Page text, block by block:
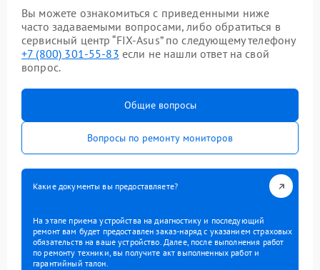
Вы можете ознакомиться с приведенными ниже
часто задаваемыми вопросами, либо обратиться в
сервисный центр “FIX-Asus” по следующему телефону
+7 (800) 301-55-83 если не нашли ответ на свой
вопрос.
Общие вопросы
Вопросы по ремонту мониторов
Какие документы вы предоставляете?
На этапе приема устройства на диагностику и последующий
ремонт вам будет предоставлен заказ-наряд с указанием страховых
обязательств на ваше устройство. Далее, после выполнения работ
по ремонту техники, вы получите акт выполненных работ и
гарантийный талон.